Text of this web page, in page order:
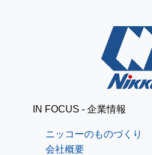
IN FOCUS - 企業情報
ニッコーのものづくり
会社概要